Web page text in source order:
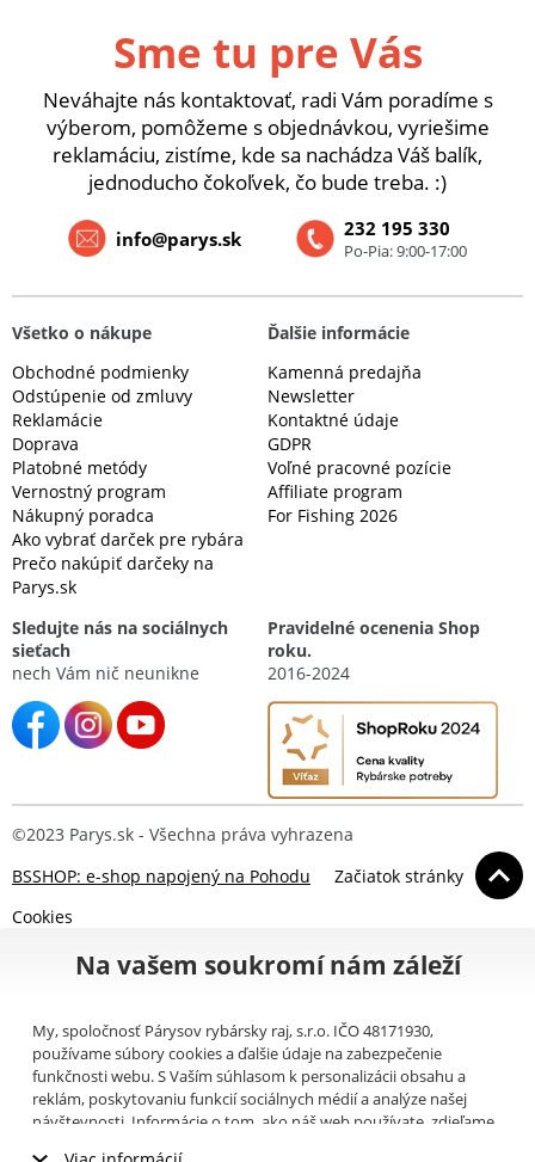
Sme tu pre Vás
Neváhajte nás kontaktovať, radi Vám poradíme s
výberom, pomôžeme s objednávkou, vyriešime
reklamáciu, zistíme, kde sa nachádza Váš balík,
jednoducho čokoľvek, čo bude treba. :)
232 195 330
Po-Pia: 9:00-17:00
info@parys.sk
Všetko o nákupe
Obchodné podmienky
Odstúpenie od zmluvy
Reklamácie
Doprava
Platobné metódy
Vernostný program
Nákupný poradca
Ako vybrať darček pre rybára
Prečo nakúpiť darčeky na
Parys.sk
Ďalšie informácie
Kamenná predajňa
Newsletter
Kontaktné údaje
GDPR
Voľné pracovné pozície
Affiliate program
For Fishing 2026
Sledujte nás na sociálnych
sieťach
nech Vám nič neunikne
Pravidelné ocenenia Shop
roku.
2016-2024
©2023 Parys.sk - Všechna práva vyhrazena
BSSHOP: e-shop napojený na Pohodu
Začiatok stránky
Cookies
Na vašem soukromí nám záleží
My, spoločnosť Párysov rybársky raj, s.r.o. IČO 48171930,
používame súbory cookies a ďalšie údaje na zabezpečenie
funkčnosti webu. S Vaším súhlasom k personalizácii obsahu a
reklám, poskytovaniu funkcií sociálnych médií a analýze našej
návštevnosti. Informácie o tom, ako náš web používate, zdieľame